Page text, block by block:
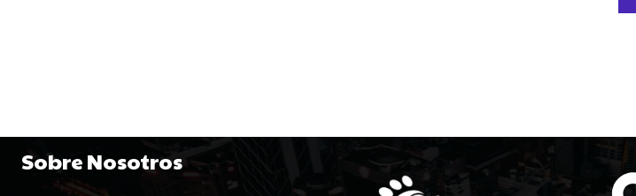
Sobre Nosotros